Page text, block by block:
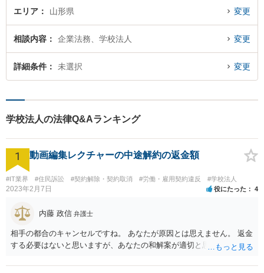
エリア
山形県 変更
相談内容 企業法務、学校法人 変更
詳細条件 未選択 変更
学校法人の法律Q&Aランキング
1 動画編集レクチャーの中途解約の返金額
#IT業界 #住民訴訟 #契約解除・契約取消 #労働・雇用契約違反 #学校法人
2023年2月7日 役にたった 4
内藤 政信 弁護士
相手の都合のキャンセルですね。 あなたが原因とは思えません。 返金
する必要はないと思いますが、あなたの和解案が適切と思います。